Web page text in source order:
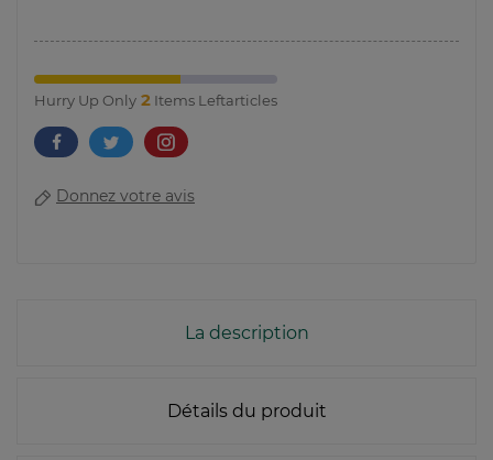
Hurry Up Only 2 Items Leftarticles
Donnez votre avis
La description
Détails du produit